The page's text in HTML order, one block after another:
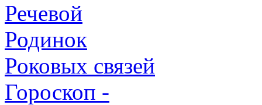
Речевой
Родинок
Роковых связей
Гороскоп -